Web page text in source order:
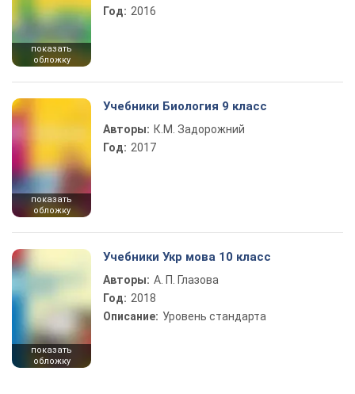
показать
обложку
Год: 2016
показать
обложку
Учебники Биология 9 класс
Авторы: К.М. Задорожний
Год: 2017
показать
обложку
Учебники Укр мова 10 класс
Авторы: А. П. Глазова
Год: 2018
Описание: Уровень стандарта